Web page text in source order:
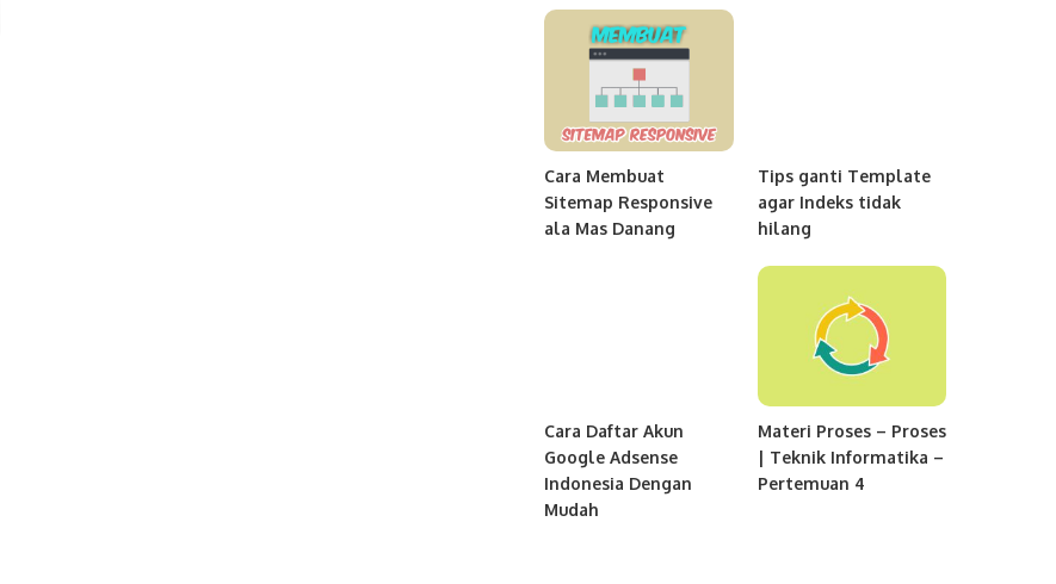
Cara Membuat
Sitemap Responsive
ala Mas Danang
Tips ganti Template
agar Indeks tidak
hilang
Cara Daftar Akun
Google Adsense
Indonesia Dengan
Mudah
Materi Proses – Proses
| Teknik Informatika –
Pertemuan 4